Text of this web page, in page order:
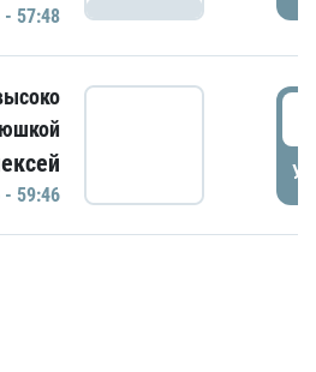
57:48
59:46